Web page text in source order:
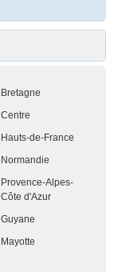
Bretagne
Centre
Hauts-de-France
Normandie
Provence-Alpes-
Côte d'Azur
Guyane
Mayotte